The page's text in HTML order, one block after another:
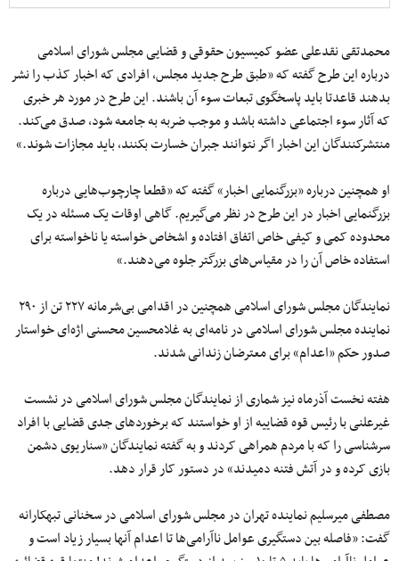
محمدتقی نقدعلی عضو کمیسیون حقوقی و قضایی مجلس شورای اسلامی
درباره این طرح گفته که «طبق طرح جدید مجلس، افرادی که اخبار کذب را نشر
بدهند قاعدتا باید پاسخگوی تبعات سوء آن باشند. این طرح در مورد هر خبری
که آثار سوء اجتماعی داشته باشد و موجب ضربه به جامعه شود، صدق می‌کند.
منتشرکنندگان این اخبار اگر نتوانند جبران خسارت بکنند، باید مجازات شوند.»
او همچنین درباره «بزرگنمایی اخبار» گفته که «قطعا چارچوب‌هایی درباره
بزرگنمایی اخبار در این طرح در نظر می‌گیریم. گاهی اوقات یک مسئله در یک
محدوده کمی و کیفی خاص اتفاق افتاده و اشخاص خواسته یا ناخواسته برای
استفاده خاص آن را در مقیاس‌های بزرگتر جلوه می‌دهند.»
نمایندگان مجلس شورای اسلامی همچنین در اقدامی بی‌شرمانه ۲۲۷ تن از ۲۹۰
نماینده مجلس شورای اسلامی در نامه‌ای به غلامحسین محسنی اژه‌ای خواستار
صدور حکم «اعدام» برای معترضان زندانی شدند.
هفته نخست آذرماه نیز شماری از نمایندگان مجلس شورای اسلامی در نشست
غیرعلنی با رئیس قوه قضاییه از او خواستند که برخوردهای جدی قضایی با افراد
سرشناسی را که با مردم همراهی کردند و به گفته نمایندگان «سناریوی دشمن
بازی کرده و در آتش فتنه دمیدند» در دستور کار قرار دهد.
مصطفی میرسلیم نماینده تهران در مجلس شورای اسلامی در سخنانی تبهکارانه
گفت: «فاصله بین دستگیری عوامل ناآرامی‌ها تا اعدام آنها بسیار زیاد است و